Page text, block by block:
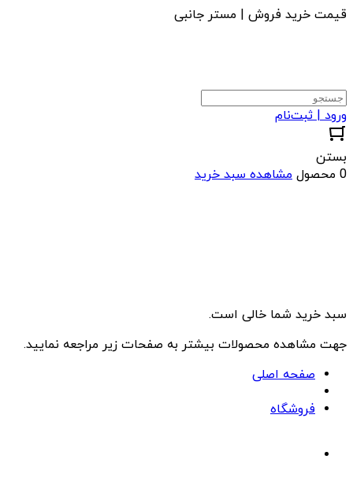
قیمت خرید فروش | مستر جانبی
ورود | ثبت‌نام
بستن
0 محصول
مشاهده سبد خرید
سبد خرید شما خالی است.
جهت مشاهده محصولات بیشتر به صفحات زیر مراجعه نمایید.
صفحه اصلی
فروشگاه